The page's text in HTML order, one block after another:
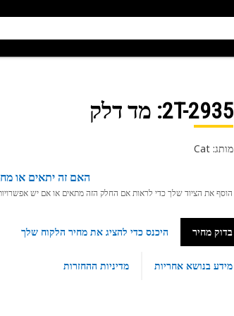
2T-2935: מד דלק
מותג: Cat
האם זה יתאים או
הוסף את הציוד שלך כדי לראות אם החלק הזה מתאים או אם יש אפשרויות
בדוק מחיר היכנס כדי להציג את מחיר הלקוח שלך
מידע בנושא אחריות מדיניות ההחזרות